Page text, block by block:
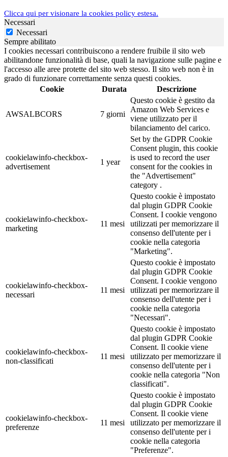
Clicca qui per visionare la cookies policy estesa.
Necessari
Necessari
Sempre abilitato
I cookies necessari contribuiscono a rendere fruibile il sito web
abilitandone funzionalità di base, quali la navigazione sulle pagine e
l'accesso alle aree protette del sito web stesso. Il sito web non è in
grado di funzionare correttamente senza questi cookies.
Cookie
Durata Descrizione
AWSALBCORS 7 giorni
Questo cookie è gestito da
Amazon Web Services e
viene utilizzato per il
bilanciamento del carico.
cookielawinfo-checkbox-
advertisement
1 year
Set by the GDPR Cookie
Consent plugin, this cookie
is used to record the user
consent for the cookies in
the "Advertisement"
category .
cookielawinfo-checkbox-
marketing
11 mesi
Questo cookie è impostato
dal plugin GDPR Cookie
Consent. I cookie vengono
utilizzati per memorizzare il
consenso dell'utente per i
cookie nella categoria
"Marketing".
cookielawinfo-checkbox-
necessari
11 mesi
Questo cookie è impostato
dal plugin GDPR Cookie
Consent. I cookie vengono
utilizzati per memorizzare il
consenso dell'utente per i
cookie nella categoria
"Necessari".
cookielawinfo-checkbox-
non-classificati
11 mesi
Questo cookie è impostato
dal plugin GDPR Cookie
Consent. Il cookie viene
utilizzato per memorizzare il
consenso dell'utente per i
cookie nella categoria "Non
classificati".
cookielawinfo-checkbox-
preferenze
11 mesi
Questo cookie è impostato
dal plugin GDPR Cookie
Consent. Il cookie viene
utilizzato per memorizzare il
consenso dell'utente per i
cookie nella categoria
"Preferenze".